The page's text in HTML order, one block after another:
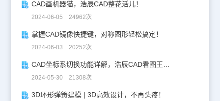
CAD画机器猫，浩辰CAD整花活儿！
2024-06-05 24962次
掌握CAD镜像快捷键，对称图形轻松搞定！
2024-06-03 20252次
CAD坐标系切换功能详解，浩辰CAD看图王让设计更自由！
2024-05-30 21308次
3D环形弹簧建模 | 3D高效设计，不再头疼！